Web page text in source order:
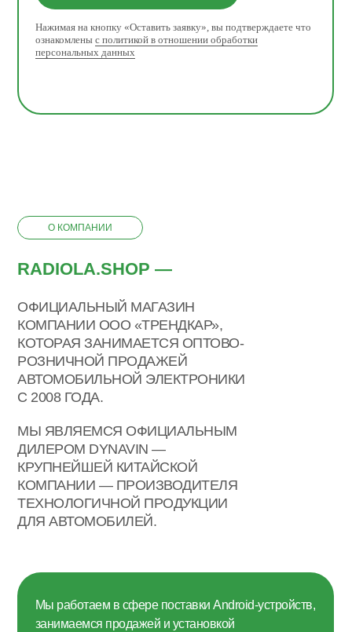
Нажимая на кнопку «Оставить заявку», вы подтверждаете что
ознакомлены с политикой в отношении обработки
персональных данных
О КОМПАНИИ
Мы работаем в сфере поставки Android-устройств,
занимаемся продажей и установкой
ОФИЦИАЛЬНЫЙ МАГАЗИН
КОМПАНИИ ООО «ТРЕНДКАР»,
КОТОРАЯ ЗАНИМАЕТСЯ ОПТОВО-
РОЗНИЧНОЙ ПРОДАЖЕЙ
АВТОМОБИЛЬНОЙ ЭЛЕКТРОНИКИ
С 2008 ГОДА.
МЫ ЯВЛЯЕМСЯ ОФИЦИАЛЬНЫМ
ДИЛЕРОМ DYNAVIN —
КРУПНЕЙШЕЙ КИТАЙСКОЙ
КОМПАНИИ — ПРОИЗВОДИТЕЛЯ
ТЕХНОЛОГИЧНОЙ ПРОДУКЦИИ
ДЛЯ АВТОМОБИЛЕЙ.
RADIOLA.SHOP —